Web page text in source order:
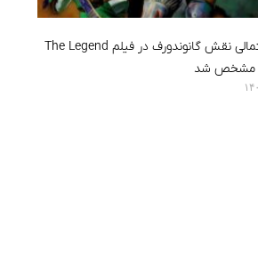
بازیگر احتمالی نقش گانوندورف در فیلم The Legend